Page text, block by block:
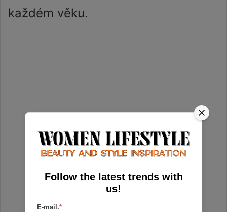
každém věku.
Follow the latest trends with
us!
E-mail.*